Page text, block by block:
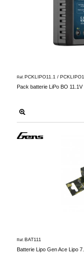
Pack batterie LiPo BO 11.1V
Réf. PCKLIPO11.1 /
Batterie Lipo Gen Ace Lipo
Réf. BAT111